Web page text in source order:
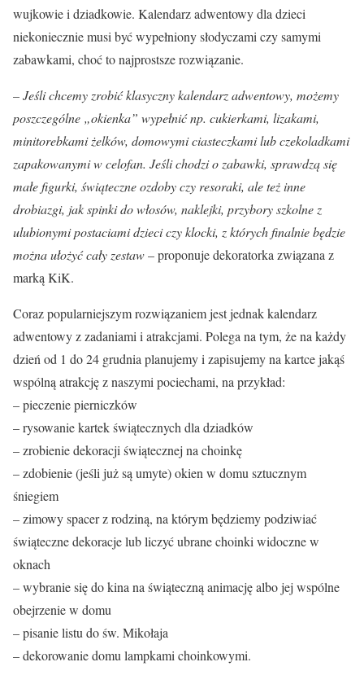
wujkowie i dziadkowie. Kalendarz adwentowy dla dzieci
niekoniecznie musi być wypełniony słodyczami czy samymi
zabawkami, choć to najprostsze rozwiązanie.
–Jeśli chcemy zrobić klasyczny kalendarz adwentowy, możemy
poszczególne „okienka” wypełnić np. cukierkami, lizakami,
minitorebkami żelków, domowymi ciasteczkami lub czekoladkami
zapakowanymi w celofan. Jeśli chodzi o zabawki, sprawdzą się
małe figurki, świąteczne ozdoby czy resoraki, ale też inne
drobiazgi, jak spinki do włosów, naklejki, przybory szkolne z
ulubionymi postaciami dzieci czy klocki, z których finalnie będzie
można ułożyć cały zestaw– proponuje dekoratorka związana z
marką KiK.
Coraz popularniejszym rozwiązaniem jest jednak kalendarz
adwentowy z zadaniami i atrakcjami. Polega na tym, że na każdy
dzień od 1 do 24 grudnia planujemy i zapisujemy na kartce jakąś
wspólną atrakcję z naszymi pociechami, na przykład:
– pieczenie pierniczków
– rysowanie kartek świątecznych dla dziadków
– zrobienie dekoracji świątecznej na choinkę
– zdobienie (jeśli już są umyte) okien w domu sztucznym
śniegiem
– zimowy spacer z rodziną, na którym będziemy podziwiać
świąteczne dekoracje lub liczyć ubrane choinki widoczne w
oknach
– wybranie się do kina na świąteczną animację albo jej wspólne
obejrzenie w domu
– pisanie listu do św. Mikołaja
– dekorowanie domu lampkami choinkowymi.